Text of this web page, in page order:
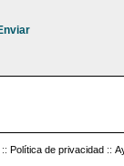
:: Política de privacidad ::